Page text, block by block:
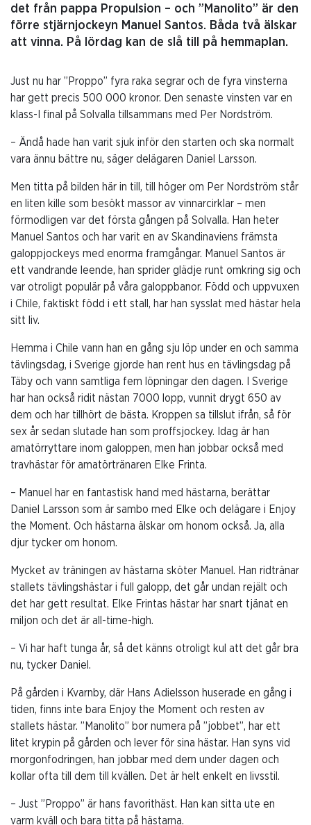
det från pappa Propulsion – och ”Manolito” är den
förre stjärnjockeyn Manuel Santos. Båda två älskar
att vinna. På lördag kan de slå till på hemmaplan.
Just nu har ”Proppo” fyra raka segrar och de fyra vinsterna
har gett precis 500 000 kronor. Den senaste vinsten var en
klass-I final på Solvalla tillsammans med Per Nordström.
– Ändå hade han varit sjuk inför den starten och ska normalt
vara ännu bättre nu, säger delägaren Daniel Larsson.
Men titta på bilden här in till, till höger om Per Nordström står
en liten kille som besökt massor av vinnarcirklar – men
förmodligen var det första gången på Solvalla. Han heter
Manuel Santos och har varit en av Skandinaviens främsta
galoppjockeys med enorma framgångar. Manuel Santos är
ett vandrande leende, han sprider glädje runt omkring sig och
var otroligt populär på våra galoppbanor. Född och uppvuxen
i Chile, faktiskt född i ett stall, har han sysslat med hästar hela
sitt liv.
Hemma i Chile vann han en gång sju löp under en och samma
tävlingsdag, i Sverige gjorde han rent hus en tävlingsdag på
Täby och vann samtliga fem löpningar den dagen. I Sverige
har han också ridit nästan 7000 lopp, vunnit drygt 650 av
dem och har tillhört de bästa. Kroppen sa tillslut ifrån, så för
sex år sedan slutade han som proffsjockey. Idag är han
amatörryttare inom galoppen, men han jobbar också med
travhästar för amatörtränaren Elke Frinta.
– Manuel har en fantastisk hand med hästarna, berättar
Daniel Larsson som är sambo med Elke och delägare i Enjoy
the Moment. Och hästarna älskar om honom också. Ja, alla
djur tycker om honom.
Mycket av träningen av hästarna sköter Manuel. Han ridtränar
stallets tävlingshästar i full galopp, det går undan rejält och
det har gett resultat. Elke Frintas hästar har snart tjänat en
miljon och det är all-time-high.
– Vi har haft tunga år, så det känns otroligt kul att det går bra
nu, tycker Daniel.
På gården i Kvarnby, där Hans Adielsson huserade en gång i
tiden, finns inte bara Enjoy the Moment och resten av
stallets hästar. ”Manolito” bor numera på ”jobbet”, har ett
litet krypin på gården och lever för sina hästar. Han syns vid
morgonfodringen, han jobbar med dem under dagen och
kollar ofta till dem till kvällen. Det är helt enkelt en livsstil.
– Just ”Proppo” är hans favorithäst. Han kan sitta ute en
varm kväll och bara titta på hästarna.